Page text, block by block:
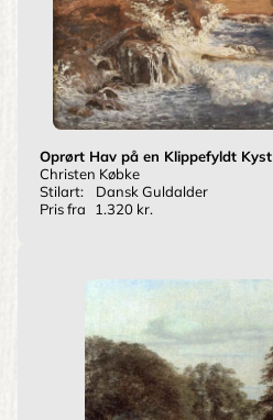
Oprørt Hav på en Klippefyldt Kyst
Christen Købke
Stilart:
Dansk Guldalder
Pris fra
1.320 kr.